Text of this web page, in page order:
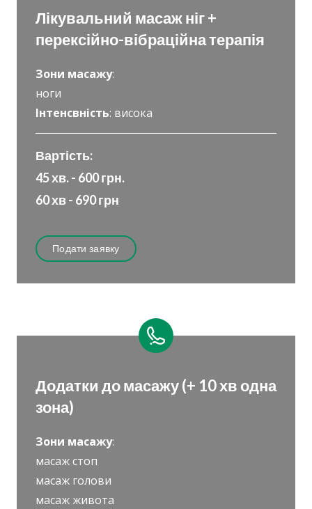
Лікувальний масаж ніг +
перексійно-вібраційна терапія
Зони масажу:
ноги
Інтенсвність: висока
Вартість:
45 хв. - 600 грн.
60 хв - 690 грн
Подати заявку
Додатки до масажу (+ 10 хв одна
зона)
Зони масажу:
масаж стоп
масаж голови
масаж живота